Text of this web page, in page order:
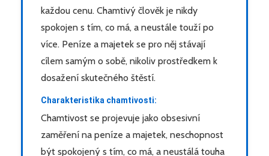
každou cenu. Chamtivý člověk je nikdy
spokojen s tím, co má, a neustále touží po
více. Peníze a majetek se pro něj stávají
cílem samým o sobě, nikoliv prostředkem k
dosažení skutečného štěstí.
Charakteristika chamtivosti:
Chamtivost se projevuje jako obsesivní
zaměření na peníze a majetek, neschopnost
být spokojený s tím, co má, a neustálá touha